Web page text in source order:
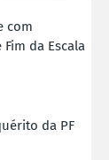
com
da Escala
da PF